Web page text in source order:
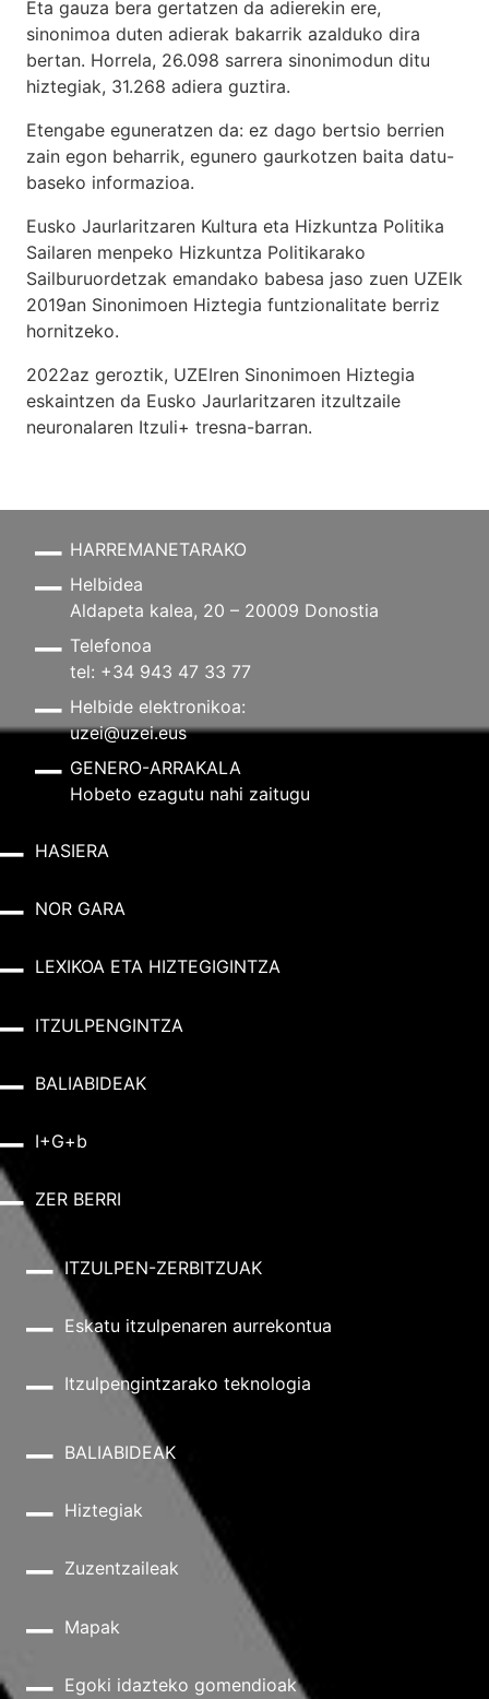
Eta gauza bera gertatzen da adierekin ere,
sinonimoa duten adierak bakarrik azalduko dira
bertan. Horrela, 26.098 sarrera sinonimodun ditu
hiztegiak, 31.268 adiera guztira.
Etengabe eguneratzen da: ez dago bertsio berrien
zain egon beharrik, egunero gaurkotzen baita datu-
baseko informazioa.
Eusko Jaurlaritzaren Kultura eta Hizkuntza Politika
Sailaren menpeko Hizkuntza Politikarako
Sailburuordetzak emandako babesa jaso zuen UZEIk
2019an Sinonimoen Hiztegia funtzionalitate berriz
hornitzeko.
2022az geroztik, UZEIren Sinonimoen Hiztegia
eskaintzen da Eusko Jaurlaritzaren itzultzaile
neuronalaren Itzuli+ tresna-barran.
HARREMANETARAKO
Helbidea
Aldapeta kalea, 20 – 20009 Donostia
Telefonoa
tel: +34 943 47 33 77
Helbide elektronikoa:
uzei@uzei.eus
GENERO-ARRAKALA
Hobeto ezagutu nahi zaitugu
HASIERA
NOR GARA
LEXIKOA ETA HIZTEGIGINTZA
ITZULPENGINTZA
BALIABIDEAK
I+G+b
ZER BERRI
ITZULPEN-ZERBITZUAK
Eskatu itzulpenaren aurrekontua
Itzulpengintzarako teknologia
BALIABIDEAK
Hiztegiak
Zuzentzaileak
Mapak
Egoki idazteko gomendioak